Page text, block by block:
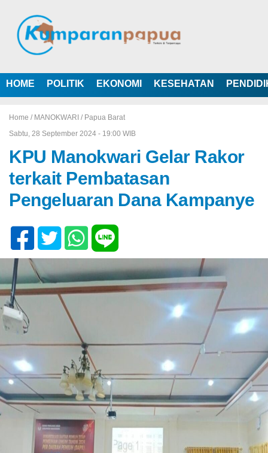
HOME POLITIK EKONOMI KESEHATAN
Home / MANOKWARI / Papua Barat
Sabtu, 28 September 2024 - 19:00 WIB
KPU Manokwari Gelar Rakor
terkait Pembatasan
Pengeluaran Dana Kampanye